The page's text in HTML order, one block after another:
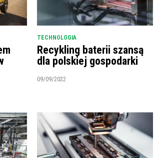
TECHNOLOGIA
Recykling baterii szansą
dla polskiej gospodarki
09/09/2022